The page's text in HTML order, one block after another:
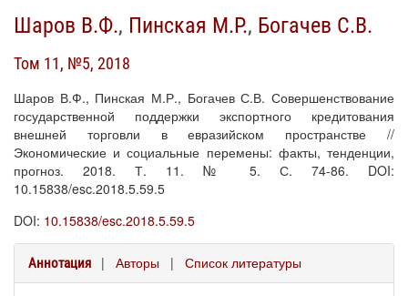
Шаров В.Ф., Пинская М.Р., Богачев С.В.
Том 11, №5, 2018
Шаров В.Ф., Пинская М.Р., Богачев С.В. Совершенствование
государственной поддержки экспортного кредитования
внешней торговли в евразийском пространстве //
Экономические и социальные перемены: факты, тенденции,
прогноз. 2018. Т. 11. № 5. С. 74-86. DOI:
10.15838/esc.2018.5.59.5
DOI: 10.15838/esc.2018.5.59.5
Аннотация | Авторы | Список литературы